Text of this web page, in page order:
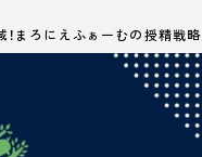
まろにえふぁーむの授精戦略